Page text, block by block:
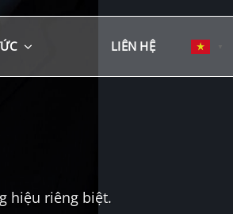
LIÊN HỆ
hiệu riêng biệt.